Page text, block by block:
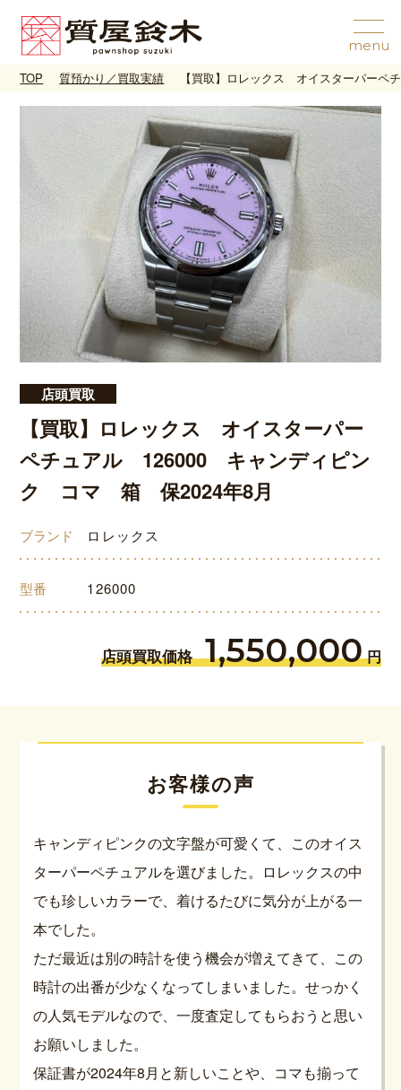
TOP 質預かり／買取実績 【買取】ロレックス オイスターパー
店頭買取
【買取】ロレックス オイスターパー
ペチュアル 126000 キャンディピン
ク コマ 箱 保2024年8月
ブランド ロレックス
型番 126000
店頭買取価格 1,550,000 円
お客様の声
キャンディピンクの文字盤が可愛くて、このオイス
ターパーペチュアルを選びました。ロレックスの中
でも珍しいカラーで、着けるたびに気分が上がる一
本でした。
ただ最近は別の時計を使う機会が増えてきて、この
時計の出番が少なくなってしまいました。せっかく
の人気モデルなので、一度査定してもらおうと思い
お願いしました。
保証書が2024年8月と新しいことや、コマも揃って